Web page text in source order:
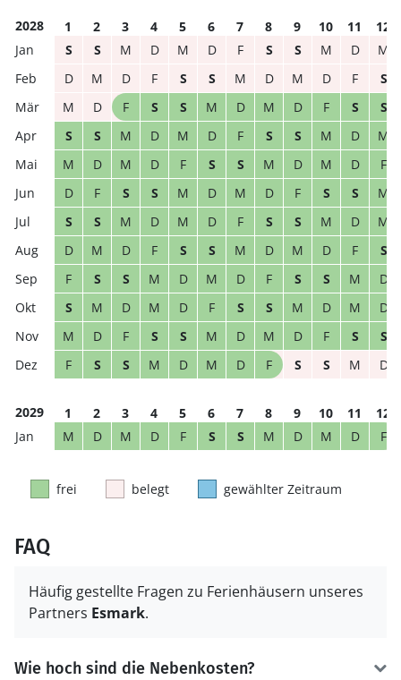
2028 1 2 3 4 5 6 7 8 9 10 11
12
S
S M D M D F S S M D
M
D
M D F S S M D M D F
S
M
D F S S M D M D F S
S
S
S M D M D F S S M D
M
M
D M D F S S M D M D
F
D
F S S M D M D F S S
M
S
S M D M D F S S M D
M
D
M D F S S M D M D F
S
F
S S M D M D F S S M
D
S
M D M D F S S M D M
D
M
D F S S M D M D F S
S
F
S S M D M D F S S M D
2029 1 2 3 4 5 6 7 8 9 10 11
12
M
D M D F S S M D M D F
frei belegt gewählter Zeitraum
FAQ
Häufig gestellte Fragen zu Ferienhäusern unseres
Partners Esmark.
Wie hoch sind die Nebenkosten?